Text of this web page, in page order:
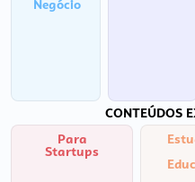
Negócio
CONTEÚDOS
Para
Startups